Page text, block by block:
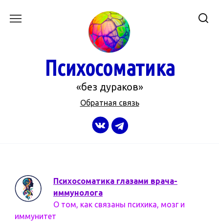
Психосоматика
«без дураков»
Обратная связь
Психосоматика глазами врача-
иммунолога
О том, как связаны психика, мозг и
иммунитет